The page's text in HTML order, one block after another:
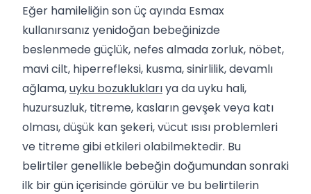
Eğer hamileliğin son üç ayında Esmax
kullanırsanız yenidoğan bebeğinizde
beslenmede güçlük, nefes almada zorluk, nöbet,
mavi cilt, hiperrefleksi, kusma, sinirlilik, devamlı
ağlama,uyku bozukluklarıya da uyku hali,
huzursuzluk, titreme, kasların gevşek veya katı
olması, düşük kan şekeri, vücut ısısı problemleri
ve titreme gibi etkileri olabilmektedir. Bu
belirtiler genellikle bebeğin doğumundan sonraki
ilk bir gün içerisinde görülür ve bu belirtilerin